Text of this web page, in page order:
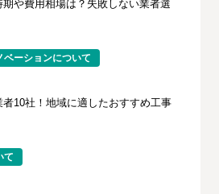
や費用相場は？失敗しない業者選
ベーションについて
10社！地域に適したおすすめ工事
て